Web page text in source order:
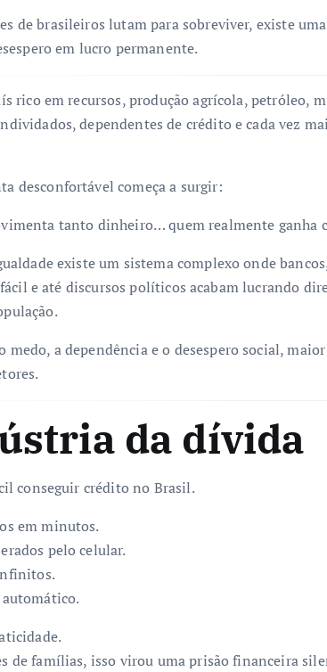
de brasileiros lutam para sobreviver, existe
em lucro permanente.
rico em recursos, produção agrícola, petróleo,
dependentes de crédito e cada vez
desconfortável começa a surgir:
tanto dinheiro… quem realmente ganha
existe um sistema complexo onde
e até discursos políticos acabam lucrando
medo, a dependência e o desespero social,
da dívida
conseguir crédito no Brasil.
em minutos.
pelo celular.
automático.
de famílias, isso virou uma prisão financeira